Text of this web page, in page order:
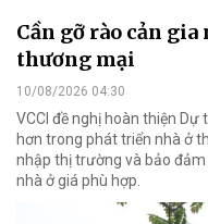
Cần gỡ rào cản
thương mại
10/08/2026 04:30
VCCI đề nghị hoàn thiện
hơn trong phát triển nhà ở
nhập thị trường và bảo
nhà ở giá phù hợp.